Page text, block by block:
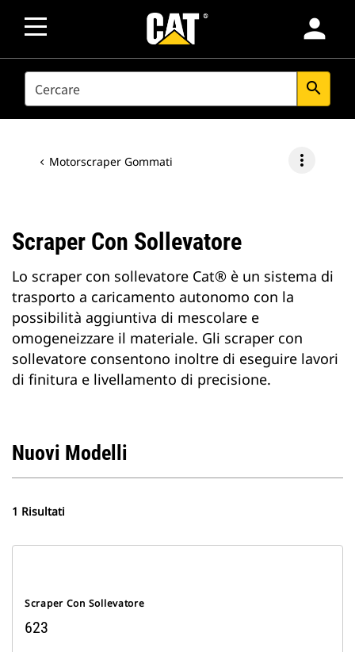
person
SEARCH search
Motorscraper Gommati more_vert
Scraper Con Sollevatore
Lo scraper con sollevatore Cat® è un sistema di
trasporto a caricamento autonomo con la
possibilità aggiuntiva di mescolare e
omogeneizzare il materiale. Gli scraper con
sollevatore consentono inoltre di eseguire lavori
di finitura e livellamento di precisione.
Nuovi Modelli
1 Risultati
Scraper Con Sollevatore
623